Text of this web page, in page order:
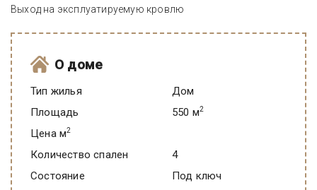
Выход на эксплуатируемую кровлю
О доме
Тип жилья
Дом
Площадь
550 м2
Цена м2
Количество спален
4
Состояние
под ключ